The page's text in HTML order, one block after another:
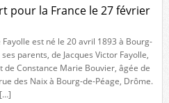
pour la France le 27 février
est né le 20 avril 1893 à Bourg-
parents, de Jacques Victor Fayolle,
de Constance Marie Bouvier, âgée de
des Naix à Bourg-de-Péage, Drôme.